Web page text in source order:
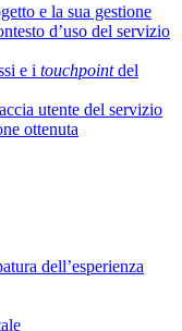
e la sua gestione
d’uso del servizio
e i touchpointdel
utente del servizio
ottenuta
dell’esperienza